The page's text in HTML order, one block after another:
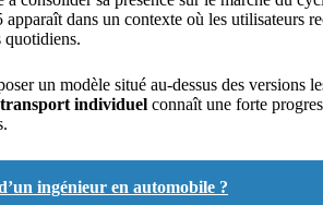
dans un contexte où les utilisateurs
quotidiens.
un modèle situé au-dessus des versions
transport individuel connaît une forte
ingénieur en automobile ?